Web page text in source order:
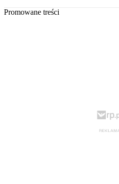
Promowane treści